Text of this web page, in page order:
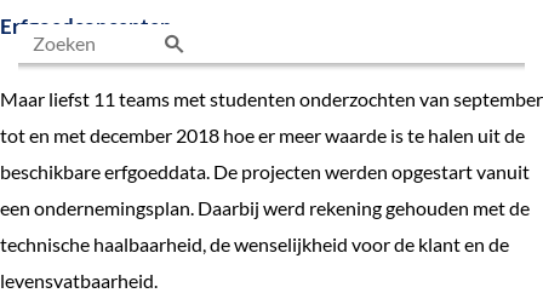
o
e
k
e
n
Erfgoedconcepten
Maar liefst 11 teams met studenten onderzochten van september
tot en met december 2018 hoe er meer waarde is te halen uit de
beschikbare erfgoeddata. De projecten werden opgestart vanuit
een ondernemingsplan. Daarbij werd rekening gehouden met de
technische haalbaarheid, de wenselijkheid voor de klant en de
levensvatbaarheid.